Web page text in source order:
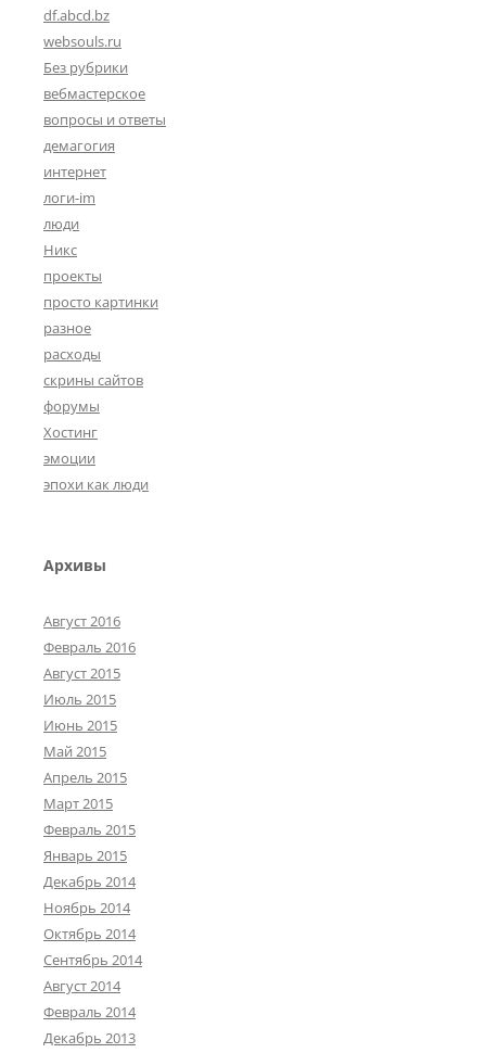
df.abcd.bz
websouls.ru
Без рубрики
вебмастерское
вопросы и ответы
демагогия
интернет
логи-im
люди
Никс
проекты
просто картинки
разное
расходы
скрины сайтов
форумы
Хостинг
эмоции
эпохи как люди
Архивы
Август 2016
Февраль 2016
Август 2015
Июль 2015
Июнь 2015
Май 2015
Апрель 2015
Март 2015
Февраль 2015
Январь 2015
Декабрь 2014
Ноябрь 2014
Октябрь 2014
Сентябрь 2014
Август 2014
Февраль 2014
Декабрь 2013